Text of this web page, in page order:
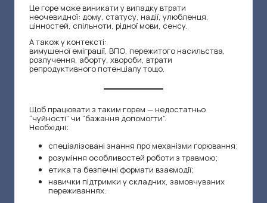
х
о
л
г
и
н
я
Це горе може виникати у випадку втрати
неочевидної: дому, статусу, надії, улюбленця,
цінностей, спільноти, рідної мови, сенсу.
А також у контексті:
вимушеної еміграції, ВПО, пережитого насильства,
розлучення, аборту, хвороби, втрати
репродуктивного потенціалу тощо.
Щоб працювати з таким горем — недостатньо
“чуйності” чи “бажання допомогти”.
Необхідні:
спеціалізовані знання про механізми горювання;
розуміння особливостей роботи з травмою;
етика та безпечні формати взаємодії;
навички підтримки у складних, замовчуваних
переживаннях.